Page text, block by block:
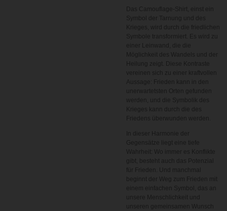
Das Camouflage-Shirt, einst ein
Symbol der Tarnung und des
Krieges, wird durch die friedlichen
Symbole transformiert. Es wird zu
einer Leinwand, die die
Möglichkeit des Wandels und der
Heilung zeigt. Diese Kontraste
vereinen sich zu einer kraftvollen
Aussage: Frieden kann in den
unerwartetsten Orten gefunden
werden, und die Symbolik des
Krieges kann durch die des
Friedens überwunden werden.
In dieser Harmonie der
Gegensätze liegt eine tiefe
Wahrheit: Wo immer es Konflikte
gibt, besteht auch das Potenzial
für Frieden. Und manchmal
beginnt der Weg zum Frieden mit
einem einfachen Symbol, das an
unsere Menschlichkeit und
unseren gemeinsamen Wunsch